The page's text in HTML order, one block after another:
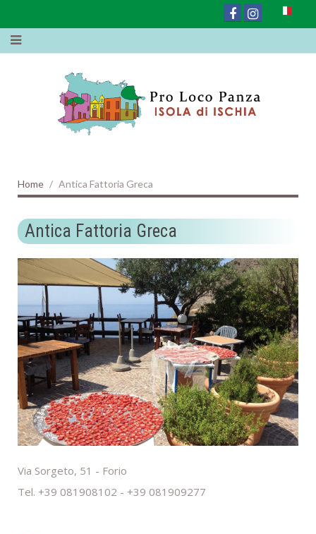
Home Antica Fattoria Greca
Antica Fattoria Greca
Via Sorgeto, 51 - Forio
Tel. +39 081908102 - +39 081909277